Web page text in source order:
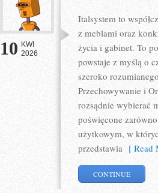
10 KWI
2026
Italsystem to
z meblami oraz
życia i gabinet. To
powstaje z myślą o
szeroko
Przechowywanie i
rozsądnie wybierać
poświęcone
użytkowym, w
przedstawia [ Read
CONTINUE